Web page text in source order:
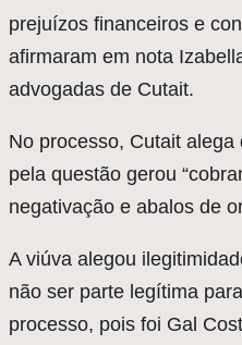
prejuízos financeiros e
afirmaram em nota
advogadas de Cutait.
No processo, Cutait
pela questão gerou
negativação e abalos de
A viúva alegou
não ser parte legítima
processo, pois foi Gal